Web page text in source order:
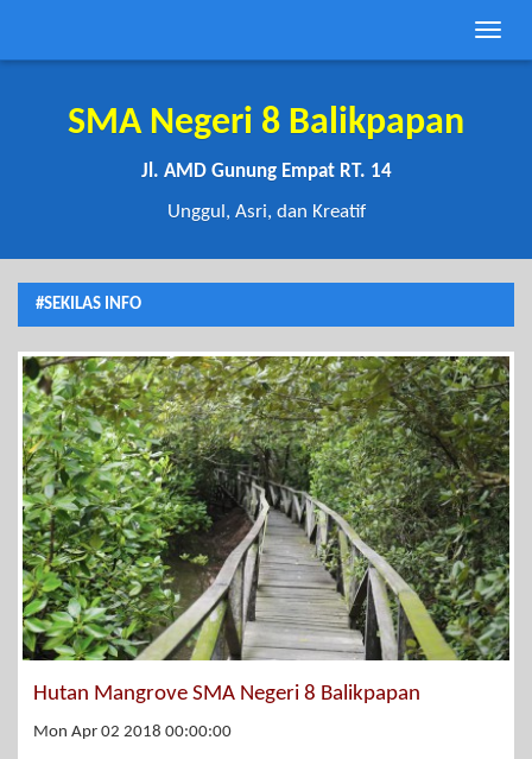
Toggle
SMA Negeri 8 Balikpapan
Jl. AMD Gunung Empat RT. 14
Unggul, Asri, dan Kreatif
#SEKILAS INFO
Hutan Mangrove SMA Negeri 8 Balikpapan
Mon Apr 02 2018 00:00:00